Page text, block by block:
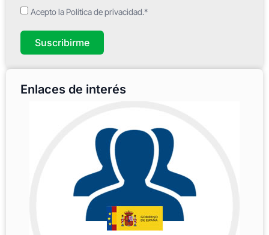
Acepto la Política de privacidad.*
Suscribirme
Enlaces de interés